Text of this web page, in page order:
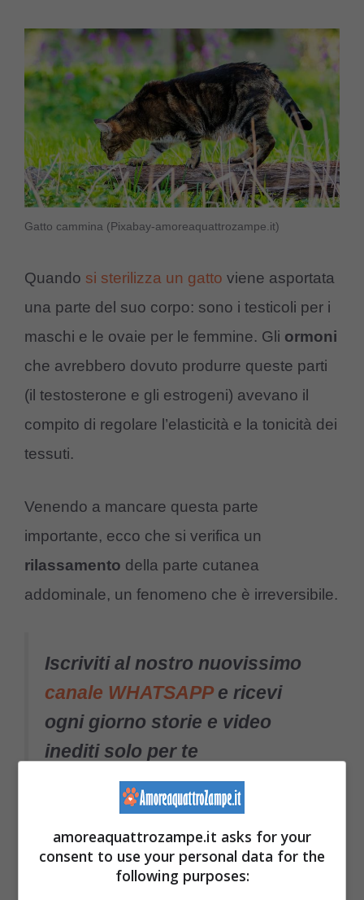
Gatto cammina (Pixabay-amoreaquattrozampe.it)
Quando si sterilizza un gatto viene asportata
una parte del suo corpo: sono i testicoli per i
maschi e le ovaie per le femmine. Gli ormoni
che avrebbero dovuto produrre queste parti
(il testosterone e gli estrogeni) avevano il
compito di regolare l’elasticità e la tonicità dei
tessuti.
Venendo a mancare questa parte
importante, ecco che si verifica un
rilassamento della parte cutanea
addominale, un fenomeno che è irreversibile.
Iscriviti al nostro nuovissimo
canale WHATSAPPe ricevi
ogni giorno storie e video
inediti solo per te
è molto bello accarezzare quella parte
perché è molto soffice rispetto al resto del
amoreaquattrozampe.it asks for your
consent to use your personal data for the
following purposes: